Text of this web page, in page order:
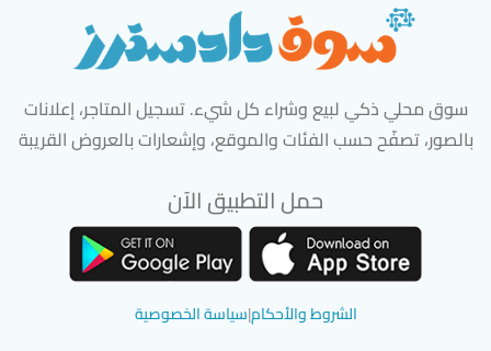
سوق محلي ذكي لبيع وشراء كل شيء. تسجيل المتاجر، إعلانات
بالصور، تصفّح حسب الفئات والموقع، وإشعارات بالعروض القريبة
حمل التطبيق الآن
الشروط والأحكام|سياسة الخصوصية